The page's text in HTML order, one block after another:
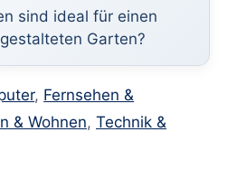
sind ideal für einen
Garten?
, Fernsehen &
& Wohnen, Technik &